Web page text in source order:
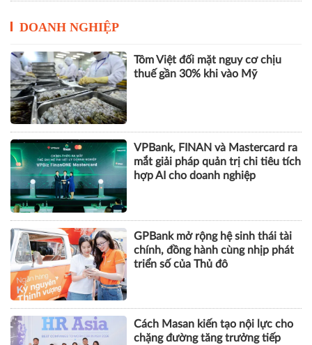
DOANH NGHIỆP
Tôm Việt đối mặt nguy cơ chịu
thuế gần 30% khi vào Mỹ
VPBank, FINAN và Mastercard ra
mắt giải pháp quản trị chi tiêu tích
hợp AI cho doanh nghiệp
GPBank mở rộng hệ sinh thái tài
chính, đồng hành cùng nhịp phát
triển số của Thủ đô
Cách Masan kiến tạo nội lực cho
chặng đường tăng trưởng tiếp